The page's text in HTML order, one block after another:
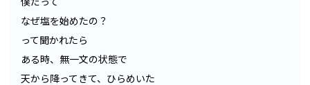
なぜ塩を始めたの？
って聞かれたら
ある時、無一文の状態で
天から降ってきて、ひらめいた